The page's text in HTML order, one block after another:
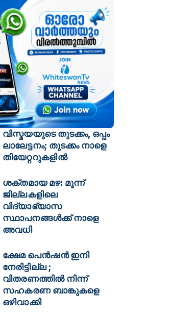
വിസ്മയയുടെ തുടക്കം, ഒപ്പം
ലാലേട്ടനം; തുടക്കം നാളെ
തിയേറ്ററുകളിൽ
ശക്തമായ മഴ: മൂന്ന്
ജില്ലകളിലെ
വിദ്യാഭ്യാസ
സ്ഥാപനങ്ങള്‍ക്ക് നാളെ
അവധി
ക്ഷേമ പെൻഷൻ ഇനി
നേരിട്ടില്ല ;
വിതരണത്തിൽ നിന്ന്
സഹകരണ ബാങ്കുകളെ
ഒഴിവാക്കി